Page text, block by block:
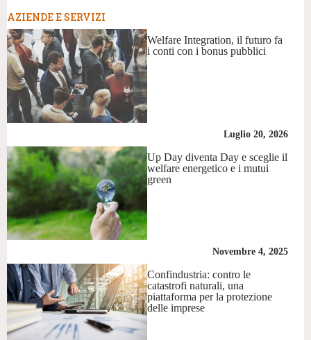
AZIENDE E SERVIZI
Welfare Integration, il futuro fa
i conti con i bonus pubblici
Luglio 20, 2026
Up Day diventa Day e sceglie il
welfare energetico e i mutui
green
Novembre 4, 2025
Confindustria: contro le
catastrofi naturali, una
piattaforma per la protezione
delle imprese